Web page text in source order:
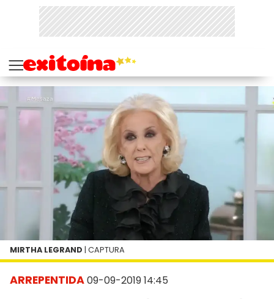
ARREPENTIDA09-09-2019 14:45
MIRTHA LEGRAND | CAPTURA